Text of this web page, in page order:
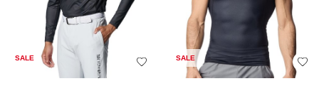
SALE SALE